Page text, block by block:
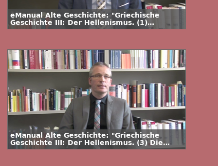
eManual Alte Geschichte: "Griechische
Geschichte III: Der Hellenismus. (1)
Alexander der Große"
eManual Alte Geschichte: "Griechische
Geschichte III: Der Hellenismus. (3) Die
Antigoniden und die Bünde"